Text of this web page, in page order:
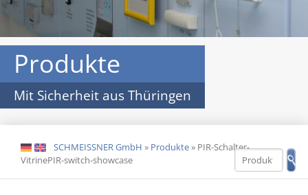
Produkte
Mit Sicherheit aus Thüringen
DE EN SCHMEISSNER GmbH » Produkte» PIR-Schalter-
VitrinePIR-switch-showcase